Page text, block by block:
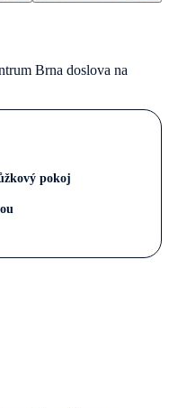
Brna doslova na
pokoj